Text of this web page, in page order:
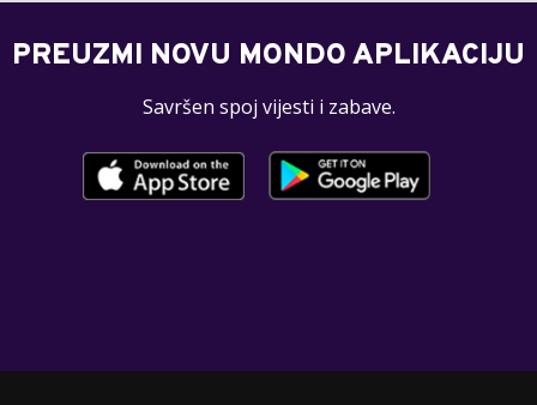
PREUZMI NOVU MONDO APLIKACIJU
Savršen spoj vijesti i zabave.